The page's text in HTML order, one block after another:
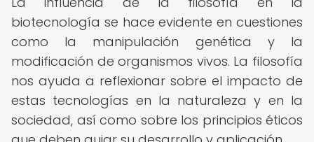
biotecnología se hace evidente en cuestiones
como la manipulación genética y la
modificación de organismos vivos. La filosofía
nos ayuda a reflexionar sobre el impacto de
estas tecnologías en la naturaleza y en la
sociedad, así como sobre los principios éticos